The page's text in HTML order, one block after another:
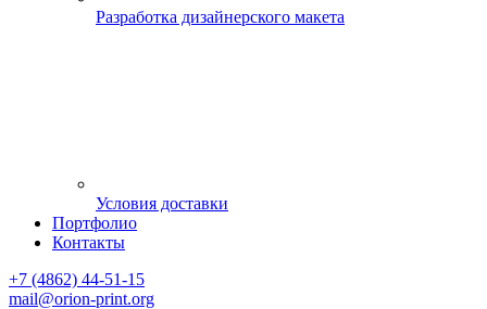
Разработка дизайнерского макета
Условия доставки
Портфолио
Контакты
+7 (4862) 44-51-15
mail@orion-print.org